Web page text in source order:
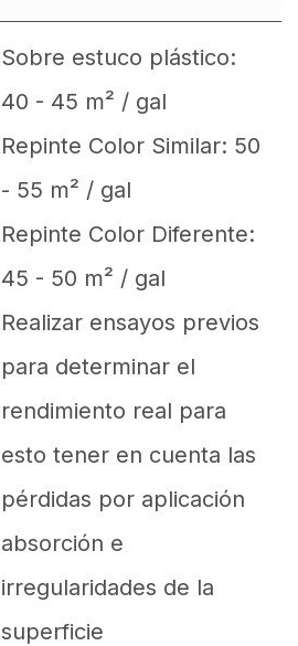
Sobre estuco plástico:
40 - 45 m² / gal
Repinte Color Similar: 50
- 55 m² / gal
Repinte Color Diferente:
45 - 50 m² / gal
Realizar ensayos previos
para determinar el
rendimiento real para
esto tener en cuenta las
pérdidas por aplicación
absorción e
irregularidades de la
superficie